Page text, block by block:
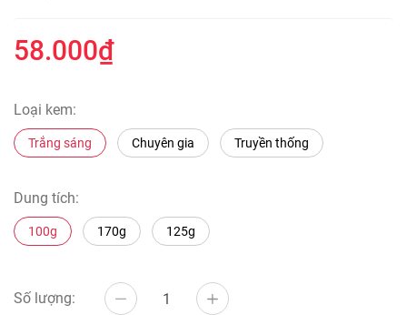
58.000₫
Loại kem:
Trắng sáng Chuyên gia Truyền thống
Dung tích:
100g 170g 125g
Số lượng: